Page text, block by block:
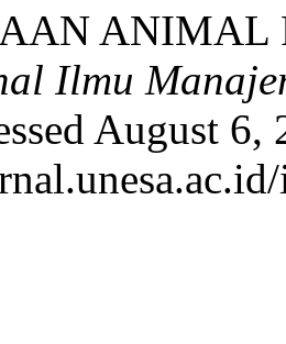
ANIMAL
Ilmu
August 6,